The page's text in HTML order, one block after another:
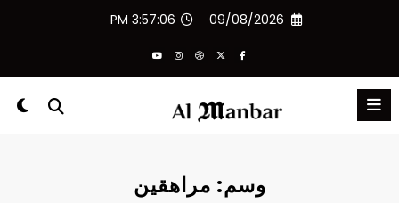
09/08/2026
3:57:06 PM
وسم: مراهقين